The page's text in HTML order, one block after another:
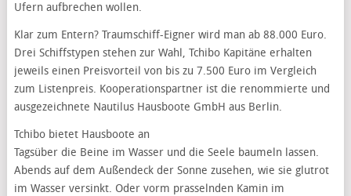
Ufern aufbrechen wollen.
Klar zum Entern? Traumschiff-Eigner wird man ab 88.000 Euro.
Drei Schiffstypen stehen zur Wahl, Tchibo Kapitäne erhalten
jeweils einen Preisvorteil von bis zu 7.500 Euro im Vergleich
zum Listenpreis. Kooperationspartner ist die renommierte und
ausgezeichnete Nautilus Hausboote GmbH aus Berlin.
Tchibo bietet Hausboote an
Tagsüber die Beine im Wasser und die Seele baumeln lassen.
Abends auf dem Außendeck der Sonne zusehen, wie sie glutrot
im Wasser versinkt. Oder vorm prasselnden Kamin im